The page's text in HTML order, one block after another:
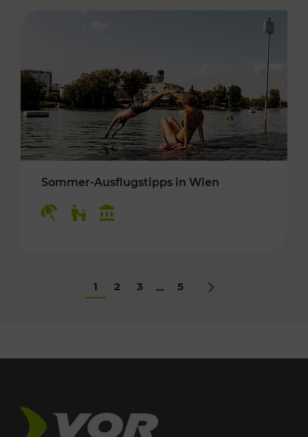
Sommer-Ausflugstipps in Wien
1 2 3 ... 5 Nächstes